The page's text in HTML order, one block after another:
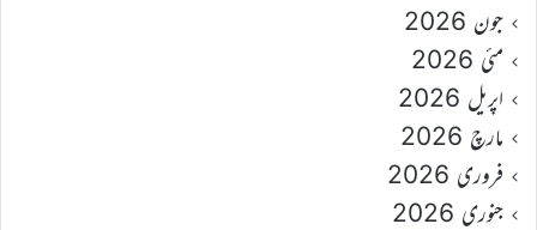
جون 2026
مئی 2026
اپریل 2026
مارچ 2026
فروری 2026
جنوری 2026